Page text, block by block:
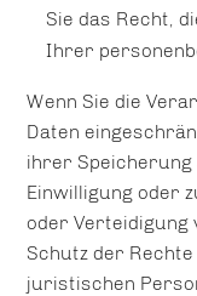
Sie das Recht,
Ihrer
Wenn Sie die
Daten
ihrer
Einwilligung oder
oder Verteidigung
Schutz der
juristischen